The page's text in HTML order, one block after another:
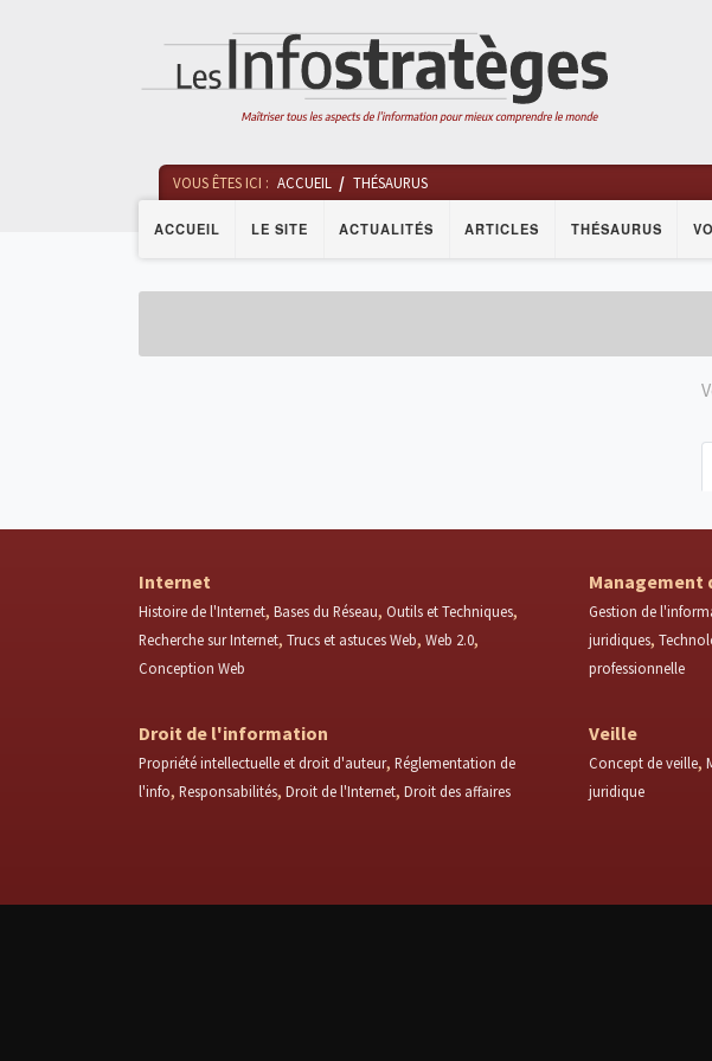
ACCUEIL LE SITE ACTUALITÉS ARTICLES THÉSAURUS
VOUS ÊTES ICI : ACCUEIL THÉSAURUS
Internet
Histoire de l'Internet Bases du Réseau Outils et Techniques
Recherche sur Internet Trucs et astuces Web Web 2.0
Conception Web
Management
Gestion de
juridiques
professionnelle
Droit de l'information
Propriété intellectuelle et droit d'auteur Réglementation de
l'info Responsabilités Droit de l'Internet Droit des affaires
Veille
Concept de veille
juridique